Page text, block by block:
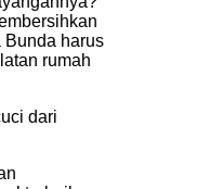
Bunda harus
rumah
dari